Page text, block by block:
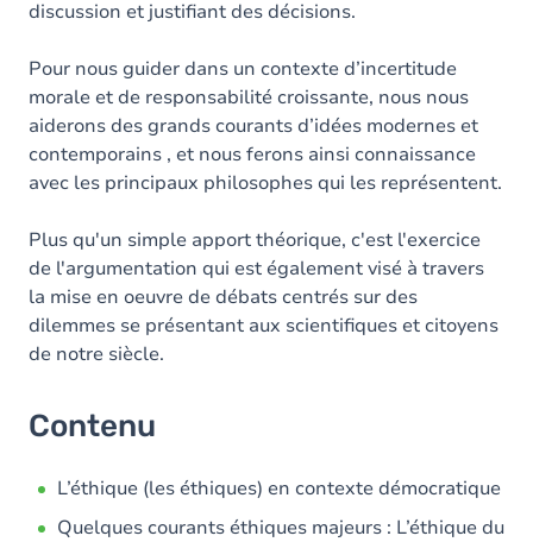
discussion et justifiant des décisions.
Pour nous guider dans un contexte d’incertitude
morale et de responsabilité croissante, nous nous
aiderons des grands courants d’idées modernes et
contemporains , et nous ferons ainsi connaissance
avec les principaux philosophes qui les représentent.
Plus qu'un simple apport théorique, c'est l'exercice
de l'argumentation qui est également visé à travers
la mise en oeuvre de débats centrés sur des
dilemmes se présentant aux scientifiques et citoyens
de notre siècle.
Contenu
L’éthique (les éthiques) en contexte démocratique
Quelques courants éthiques majeurs : L’éthique du